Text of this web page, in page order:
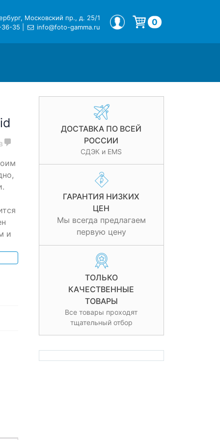
Московский пр., д. 25/1
36-35
info@foto-gamma.ru
МОЙ ПРОФИЛЬ 0
ДОСТАВКА ПО ВСЕЙ
РОССИИ
СДЭК и EMS
ГАРАНТИЯ НИЗКИХ
ЦЕН
Мы всегда предлагаем
первую цену
ТОЛЬКО
КАЧЕСТВЕННЫЕ
ТОВАРЫ
Все товары проходят
тщательный отбор
и